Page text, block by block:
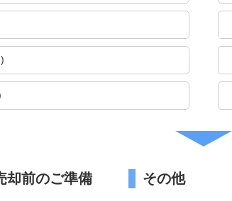
却前のご準備 その他